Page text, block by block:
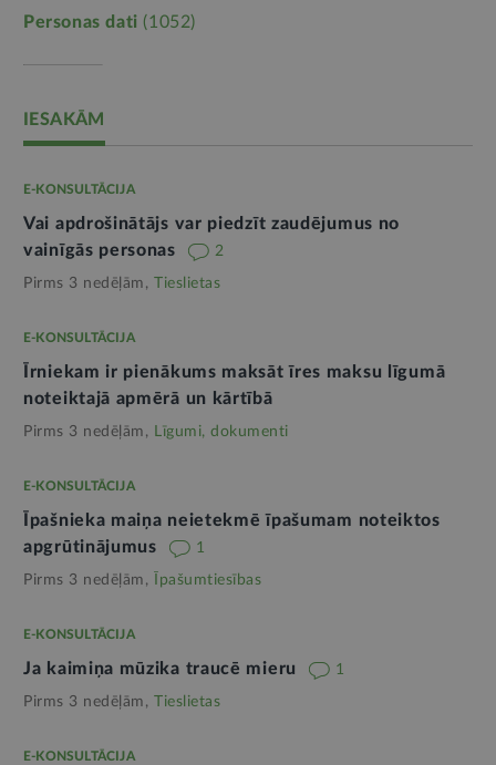
Personas dati (1052)
IESAKĀM
E-KONSULTĀCIJA
Vai apdrošinātājs var piedzīt zaudējumus no
vainīgās personas
2
Pirms 3 nedēļām, Tieslietas
E-KONSULTĀCIJA
Īrniekam ir pienākums maksāt īres maksu līgumā
noteiktajā apmērā un kārtībā
Pirms 3 nedēļām, Līgumi, dokumenti
E-KONSULTĀCIJA
Īpašnieka maiņa neietekmē īpašumam noteiktos
apgrūtinājumus
1
Pirms 3 nedēļām, Īpašumtiesības
E-KONSULTĀCIJA
Ja kaimiņa mūzika traucē mieru 1
Pirms 3 nedēļām, Tieslietas
E-KONSULTĀCIJA